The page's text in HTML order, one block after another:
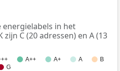
in het
C (20 adressen) en A (13
A++ A+ A
B
G